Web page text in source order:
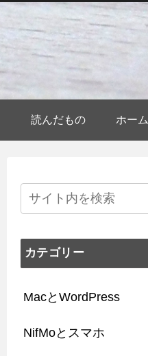
読んだもの ホーム
カテゴリー
MacとWordPress
NifMoとスマホ